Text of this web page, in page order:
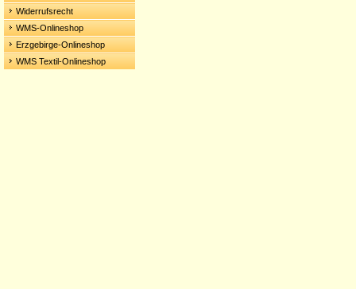
Widerrufsrecht
WMS-Onlineshop
Erzgebirge-Onlineshop
WMS Textil-Onlineshop